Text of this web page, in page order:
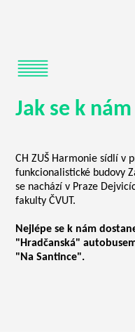
Jak se k
CH ZUŠ Harmonie sídlí v
funkcionalistické budovy
se nachází v Praze
fakulty ČVUT.
Nejlépe se k nám
"Hradčanská"
"Na Santince".